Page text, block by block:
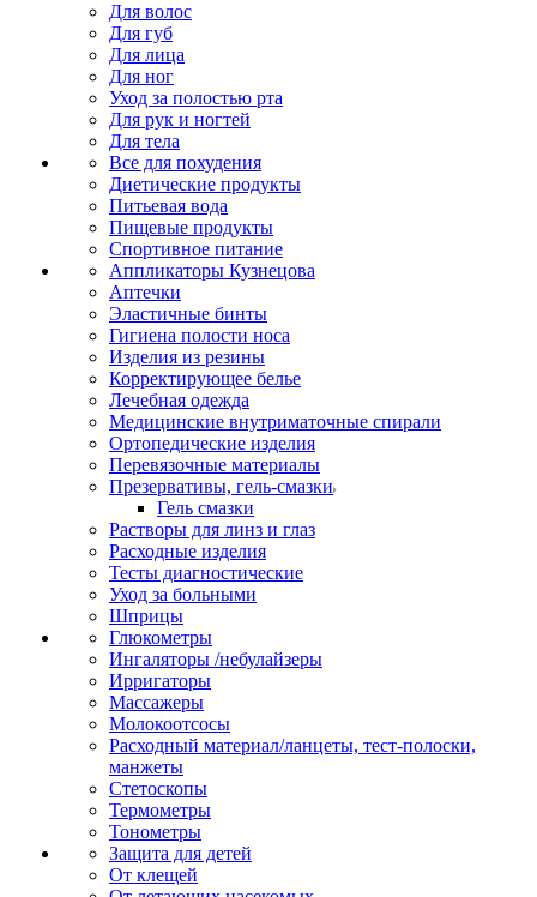
Для волос
Для губ
Для лица
Для ног
Уход за полостью рта
Для рук и ногтей
Для тела
Все для похудения
Диетические продукты
Питьевая вода
Пищевые продукты
Спортивное питание
Аппликаторы Кузнецова
Аптечки
Эластичные бинты
Гигиена полости носа
Изделия из резины
Корректирующее белье
Лечебная одежда
Медицинские внутриматочные спирали
Ортопедические изделия
Перевязочные материалы
Презервативы, гель-смазки
Гель смазки
Растворы для линз и глаз
Расходные изделия
Тесты диагностические
Уход за больными
Шприцы
Глюкометры
Ингаляторы /небулайзеры
Ирригаторы
Массажеры
Молокоотсосы
Расходный материал/ланцеты, тест-полоски,
манжеты
Стетоскопы
Термометры
Тонометры
Защита для детей
От клещей